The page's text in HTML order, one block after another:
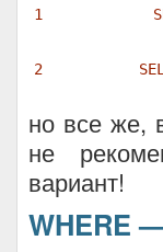
1
2
но все же,
не
вариант!
WHERE